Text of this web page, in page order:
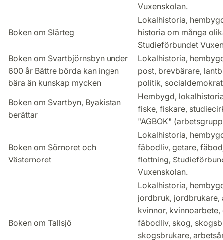
Vuxenskolan.
Boken om Slärteg
Lokalhistoria,
historia om många
Studieförbundet
Boken om Svartbjörnsbyn under
600 år Bättre börda kan ingen
bära än kunskap mycken
Lokalhistoria,
post, brevbärare,
politik,
Boken om Svartbyn, Byakistan
berättar
Hembygd,
fiske, fiskare,
"AGBOK"
Boken om Sörnoret och
Västernoret
Lokalhistoria,
fäbodliv, getare,
flottning,
Vuxenskolan.
Boken om Tallsjö
Lokalhistoria,
jordbruk, jordbrukare,
kvinnor, kvinnoarbete,
fäbodliv, skog,
skogsbrukare,